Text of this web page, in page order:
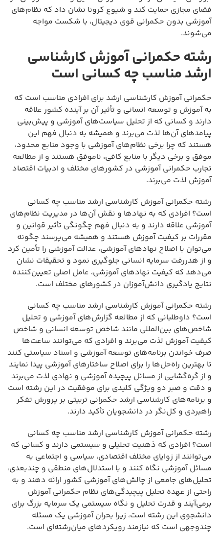
فضای مجازی حمایت کند و شیوع کرونا نشان داد که نظام‌های
آموزشی بدون حکمرانی قوی دیجیتال، با شکست مواجه
می‌شوند.
رشته حکمرانی آموزش کارشناسی
ارشد مناسب چه کسانی است
حکمرانی آموزش کارشناسی ارشد برای افرادی مناسب است که
به آموزش و توسعه انسانی و تأثیر آن بر آینده کشور علاقه
دارند و کسانی که از تحلیل سیاست‌های آموزشی و پیش‌بینی
پیامدهای آن‌ها لذت می‌برند و همیشه به دنبال فهم این
هستند که چرا برخی نظام‌های آموزشی با وجود منابع محدود،
موفق و برخی دیگر با منابع کافی، ناموفق هستند و از مطالعه
تجارب حکمرانی آموزشی در کشورهای مختلف و ادبیات اقتصاد
آموزش لذت می‌برند.
رشته حکمرانی آموزش کارشناسی ارشد مناسب چه کسانی
است؟ افرادی که به نهادها و نقش آن‌ها در مدیریت نظام‌های
آموزشی علاقه دارند و به دنبال فهم چگونگی تأثیر قوانین و
مقررات بر کیفیت آموزش هستند و همیشه می‌پرسند چگونه
می‌توان با اصلاح نهادهای آموزشی، عدالت آموزشی را تأمین کرد
و از هدررفت سرمایه انسانی جلوگیری نمود و تحقیقات نشان
می‌دهد که کیفیت نهادهای آموزشی، عامل اصلی تعیین‌کننده
نتایج یادگیری دانش‌آموزان در کشورهای مختلف است.
رشته حکمرانی آموزش کارشناسی ارشد مناسب چه کسانی
است؟ داوطلبانی که از مطالعه گزارش‌های آموزشی و تحلیل
شاخص‌های بین‌المللی مانند شاخص توسعه انسانی و شاخص
کیفیت آموزش لذت می‌برند و افرادی که می‌توانند ساعت‌ها
صرف خواندن برنامه‌های توسعه آموزشی و اسناد سیاستی کنند
تا بهترین راه‌حل‌ها را برای اصلاح ساختارهای آموزشی پیدا نمایند
و از گره‌گشایی از مسائل پیچیده آموزشی و نهادی لذت می‌برند
و دقت و صبر دو ویژگی کلیدی برای موفقیت در این رشته است
و برنامه‌های کارشناسی ارشد حکمرانی تربیتی بر پرورش تفکر
راهبردی و کل‌نگر در دانشجویان تأکید دارند.
رشته حکمرانی آموزش کارشناسی ارشد مناسب چه کسانی
است؟ افرادی که ذهنیت تحلیلی و سیستمی دارند و کسانی که
می‌توانند از زوایای مختلف اقتصادی، سیاسی و اجتماعی به
مسائل آموزشی نگاه کنند و با استدلال‌های منطقی و چندبعدی،
تحلیل‌های جامعی از چالش‌های آموزشی کشور ارائه دهند و به
راحتی از عهده تحلیل پیچیدگی‌های نظام حکمرانی آموزش
برمی‌آیند و قدرت تحلیل و نگاه سیستمی یک سرمایه بزرگ برای
دانشجوی این رشته است، زیرا بحران آموزشی یک مسئله
چندوجهی است که نیازمند رویکردهای میان‌رشته‌ای است.